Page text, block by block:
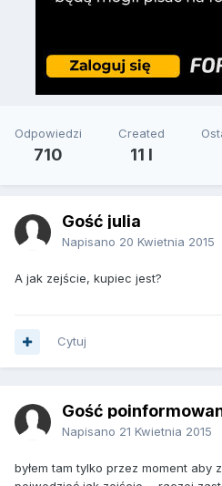
Odpowiedzi
710
Created
11 l
Gość julia
Napisano 20 Kwietnia 2015
A jak zejście, kupiec jest?
Cytuj
Gość
Napisano 21 Kwietnia 2015
byłem tam tylko przez moment aby